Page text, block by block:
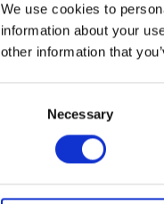
We use cookies to
information about your
other information that
Necessary
Vraksafari
För den som
Kinnekulle” och
upptäcka
sekelskiftet.
Hyr kajak eller
Har du ingen
destinationen.